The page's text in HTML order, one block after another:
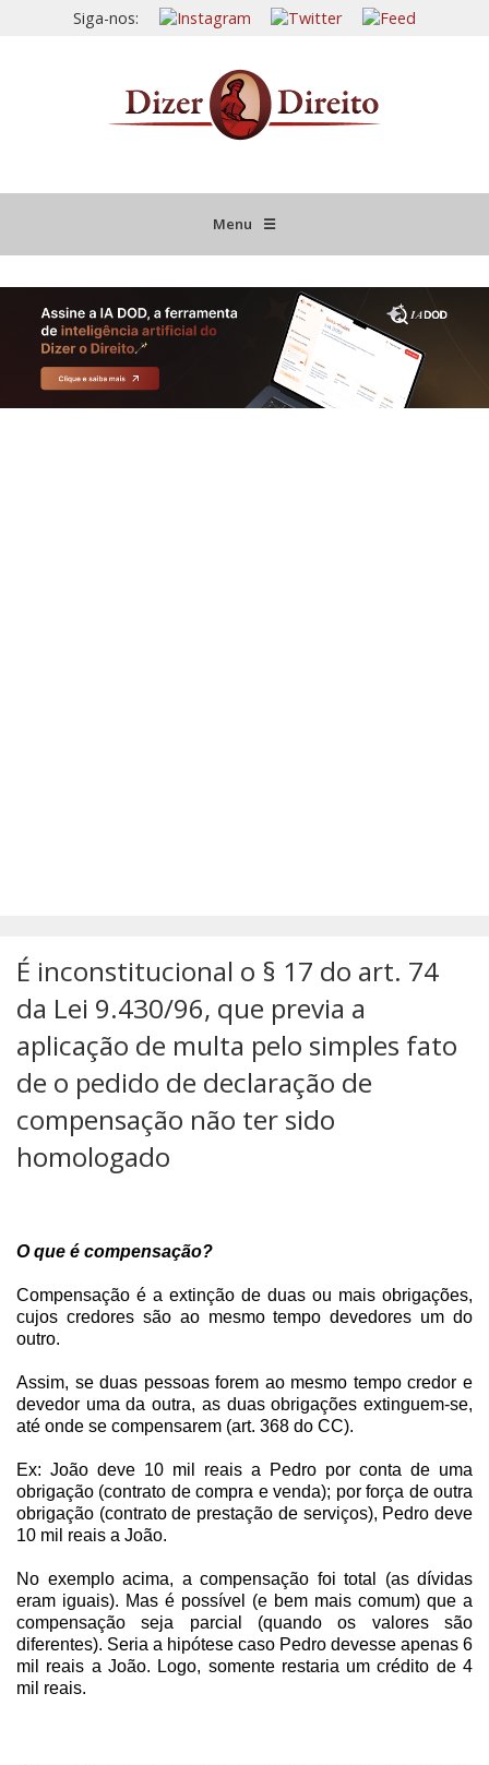
Siga-nos:
Menu ☰
JURISPRUDÊNCIA COMENTADA
INFORMATIVOS COMENTADOS
É inconstitucional o § 17 do art. 74
da Lei 9.430/96, que previa a
aplicação de multa pelo simples fato
de o pedido de declaração de
compensação não ter sido
homologado
O que é compensação?
Compensação é a extinção de duas ou mais obrigações,
cujos credores são ao mesmo tempo devedores um do
outro.
Assim, se duas pessoas forem ao mesmo tempo credor e
devedor uma da outra, as duas obrigações extinguem-se,
até onde se compensarem (art. 368 do CC).
Ex: João deve 10 mil reais a Pedro por conta de uma
obrigação (contrato de compra e venda); por força de outra
obrigação (contrato de prestação de serviços), Pedro deve
10 mil reais a João.
No exemplo acima, a compensação foi total (as dívidas
eram iguais). Mas é possível (e bem mais comum) que a
compensação seja parcial (quando os valores são
diferentes). Seria a hipótese caso Pedro devesse apenas 6
mil reais a João. Logo, somente restaria um crédito de 4
mil reais.